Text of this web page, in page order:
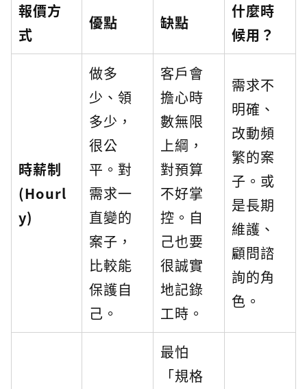
報價方
式
優點 缺點
什麼時
候用？
時薪制
(Hourl
y)
做多
少、領
多少，
很公
平。對
需求一
直變的
案子，
比較能
保護自
己。
客戶會
擔心時
數無限
上綱，
對預算
不好掌
控。自
己也要
很誠實
地記錄
工時。
需求不
明確、
改動頻
繁的案
子。或
是長期
維護、
顧問諮
詢的角
色。
最怕
「規格